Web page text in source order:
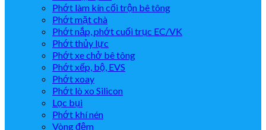
Phớt làm kín cối trộn bê tông
Phớt mặt chà
Phớt nắp, phớt cuối trục EC/VK
Phớt thủy lực
Phớt xe chở bê tông
Phớt xếp, bộ, EVS
Phớt xoay
Phớt lò xo Silicon
Lọc bụi
Phớt khí nén
Vòng đệm